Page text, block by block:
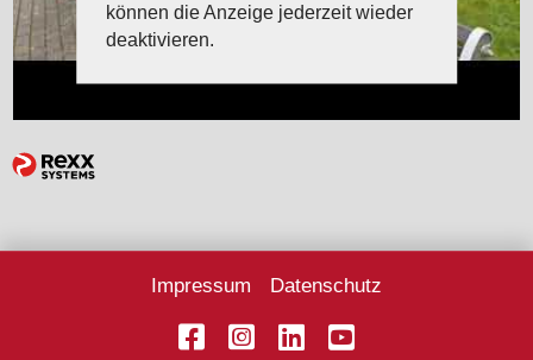
können die Anzeige jederzeit wieder
deaktivieren.
Impressum Datenschutz